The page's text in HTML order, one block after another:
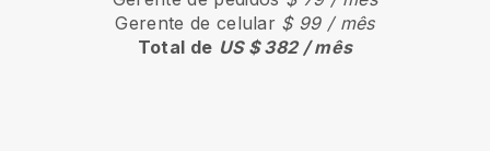
Gerente de celular $ 99 / mês
Total de US $ 382 / mês